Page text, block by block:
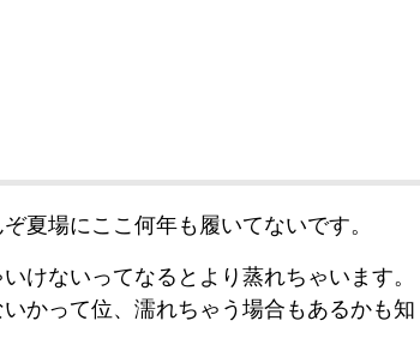
夏場にここ何年も履いてないです。
けないってなるとより蒸れちゃいます。
かって位、濡れちゃう場合もあるかも知